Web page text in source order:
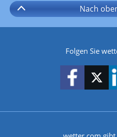
Nach
Folgen Sie